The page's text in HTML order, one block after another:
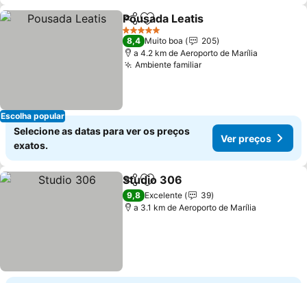
Escolha popular
PartilharAdicionar aos favoritos
Pousada Leatis
5 Estrelas
8,4 Muito boa
205
a 4.2 km de Aeroporto de Marília
Ambiente familiar
Selecione as datas para ver os preços
exatos.
Ver preços
PartilharAdicionar aos favoritos
Studio 306
9,8 Excelente
39
a 3.1 km de Aeroporto de Marília